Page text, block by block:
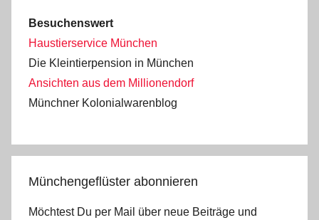
Besuchenswert
Haustierservice München
Die Kleintierpension in München
Ansichten aus dem Millionendorf
Münchner Kolonialwarenblog
Münchengeflüster abonnieren
Möchtest Du per Mail über neue Beiträge und